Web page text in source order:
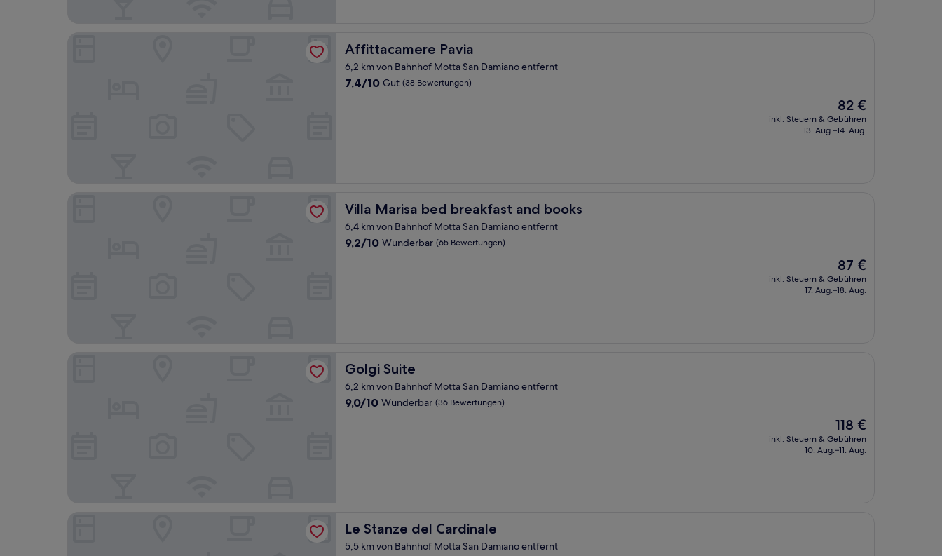
Affittacamere Pavia
Affittacamere Pavia
6,2 km von Bahnhof Motta San Damiano entfernt
7.4
7,4/10 Gut (38 Bewertungen)
Der
Preis
beträgt
82 €
inkl. Steuern & Gebühren
13. Aug.–14. Aug.
Villa Marisa bed breakfast and books
Villa Marisa bed breakfast and books
6,4 km von Bahnhof Motta San Damiano entfernt
9.2
9,2/10 Wunderbar (65 Bewertungen)
Der
Preis
beträgt
87 €
inkl. Steuern & Gebühren
17. Aug.–18. Aug.
Golgi Suite
Golgi Suite
6,2 km von Bahnhof Motta San Damiano entfernt
9.0
9,0/10 Wunderbar (36 Bewertungen)
Der
Preis
beträgt
118 €
inkl. Steuern & Gebühren
10. Aug.–11. Aug.
Le Stanze del Cardinale
Le Stanze del Cardinale
5,5 km von Bahnhof Motta San Damiano entfernt